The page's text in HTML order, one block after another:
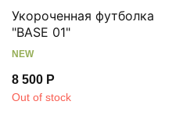
Укороченная футболка
"BASE 01"
NEW
8 500 Р
Out of stock